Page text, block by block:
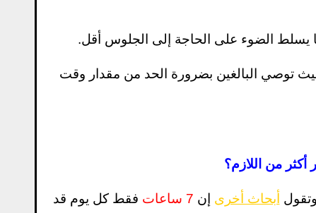
يسلط الضوء على الحاجة إلى الجلوس أقل.
حيث توصي البالغين بضرورة الحد من مقدار وقت
أكثر من اللازم؟
أبحاث أخرى إن 7 ساعات
فقط كل يوم قد